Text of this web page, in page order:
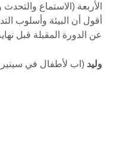
الأربعة (الاستماع
أقول أن البيئة وأسلوب
عن الدورة المقبلة قبل
وليد (اب لأطفال في سينير 4، دورات اللغة الإنجليزية للشباب )